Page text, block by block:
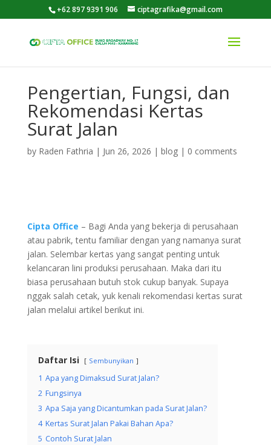
+62 897 9391 906 ciptagrafika@gmail.com
Pengertian, Fungsi, dan
Rekomendasi Kertas
Surat Jalan
by Raden Fathria | Jun 26, 2026 | blog| 0 comments
Cipta Office – Bagi Anda yang bekerja di perusahaan
atau pabrik, tentu familiar dengan yang namanya surat
jalan. Selembar kertas yang sangat penting untuk
kelancaran lini produksi perusahaan. Maka dari itu
biasa perusahaan butuh stok cukup banyak. Supaya
nggak salah cetak, yuk kenali rekomendasi kertas surat
jalan melalui artikel berikut ini.
Daftar Isi Sembunyikan
1 Apa yang Dimaksud Surat Jalan?
2 Fungsinya
3 Apa Saja yang Dicantumkan pada Surat Jalan?
4 Kertas Surat Jalan Pakai Bahan Apa?
5 Contoh Surat Jalan